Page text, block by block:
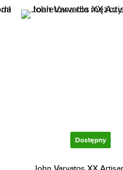
Dostępny